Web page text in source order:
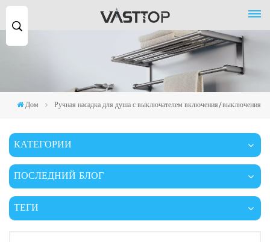
Дом Ручная насадка для душа с выключателем включения/выключения
КАТЕГОРИИ
ПОСЛЕДНИЙ БЛОГ
ТЕГИ